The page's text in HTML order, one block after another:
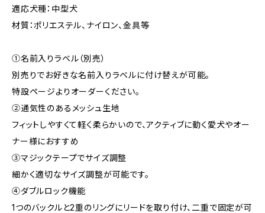
適応犬種：中型犬
材質：ポリエステル、ナイロン、金具等
①名前入りラベル（別売）
別売りでお好きな名前入りラベルに付け替えが可能。
特設ページよりオーダーください。
②通気性のあるメッシュ生地
フィットしやすくて軽く柔らかいので、アクティブに動く愛犬やオー
ナー様におすすめ
③マジックテープでサイズ調整
細かく適切なサイズ調整が可能です。
④ダブルロック機能
1つのバックルと2重のリングにリードを取り付け、二重で固定が可